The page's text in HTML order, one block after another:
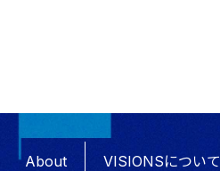
About VISIONSについて